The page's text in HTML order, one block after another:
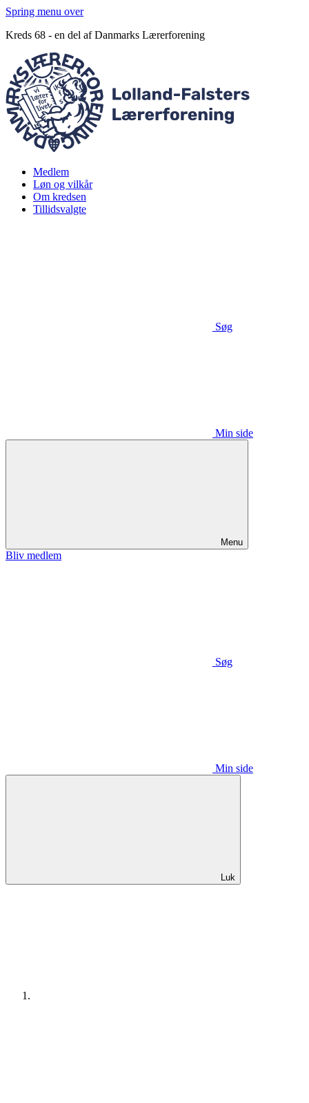
Spring menu over
Kreds 68 - en del af Danmarks Lærerforening
Medlem
Løn og vilkår
Om kredsen
Tillidsvalgte
Søg
Min side
Menu
Bliv medlem
Søg
Min side
Luk